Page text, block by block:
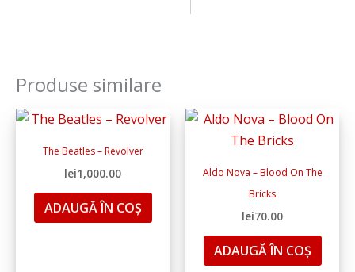
Produse similare
The Beatles ‎– Revolver
lei1,000.00
ADAUGĂ ÎN COȘ
Aldo Nova ‎– Blood On The
Bricks
lei70.00
ADAUGĂ ÎN COȘ